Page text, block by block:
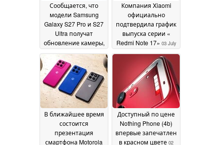
Сообщается, что
модели Samsung
Galaxy S27 Pro и S27
Ultra получат
обновление камеры,
на 4 года 03 July 2026
Компания Xiaomi
официально
подтвердила график
выпуска серии «
Redmi Note 17» 03 July
2026
В ближайшее время
состоится
презентация
смартфона Motorola
Доступный по цене
Nothing Phone (4b)
впервые запечатлен
в красном цвете 02